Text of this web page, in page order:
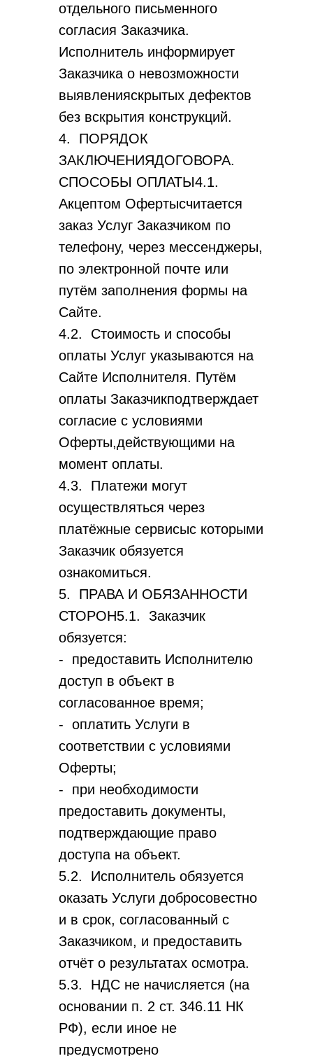
отдельного письменного
согласия Заказчика.
Исполнитель информирует
Заказчика о невозможности
выявленияскрытых дефектов
без вскрытия конструкций.
4. ПОРЯДОК
ЗАКЛЮЧЕНИЯДОГОВОРА.
СПОСОБЫ ОПЛАТЫ4.1.
Акцептом Офертысчитается
заказ Услуг Заказчиком по
телефону, через мессенджеры,
по электронной почте или
путём заполнения формы на
Сайте.
4.2. Стоимость и способы
оплаты Услуг указываются на
Сайте Исполнителя. Путём
оплаты Заказчикподтверждает
согласие с условиями
Оферты,действующими на
момент оплаты.
4.3. Платежи могут
осуществляться через
платёжные сервисыс которыми
Заказчик обязуется
ознакомиться.
5. ПРАВА И ОБЯЗАННОСТИ
СТОРОН5.1. Заказчик
обязуется:
- предоставить Исполнителю
доступ в объект в
согласованное время;
- оплатить Услуги в
соответствии с условиями
Оферты;
- при необходимости
предоставить документы,
подтверждающие право
доступа на объект.
5.2. Исполнитель обязуется
оказать Услуги добросовестно
и в срок, согласованный с
Заказчиком, и предоставить
отчёт о результатах осмотра.
5.3. НДС не начисляется (на
основании п. 2 ст. 346.11 НК
РФ), если иное не
предусмотрено